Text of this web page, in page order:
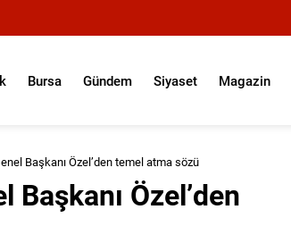
Bursa Gündem Siyaset Magazin
Başkanı Özel’den temel atma sözü
Başkanı Özel’den